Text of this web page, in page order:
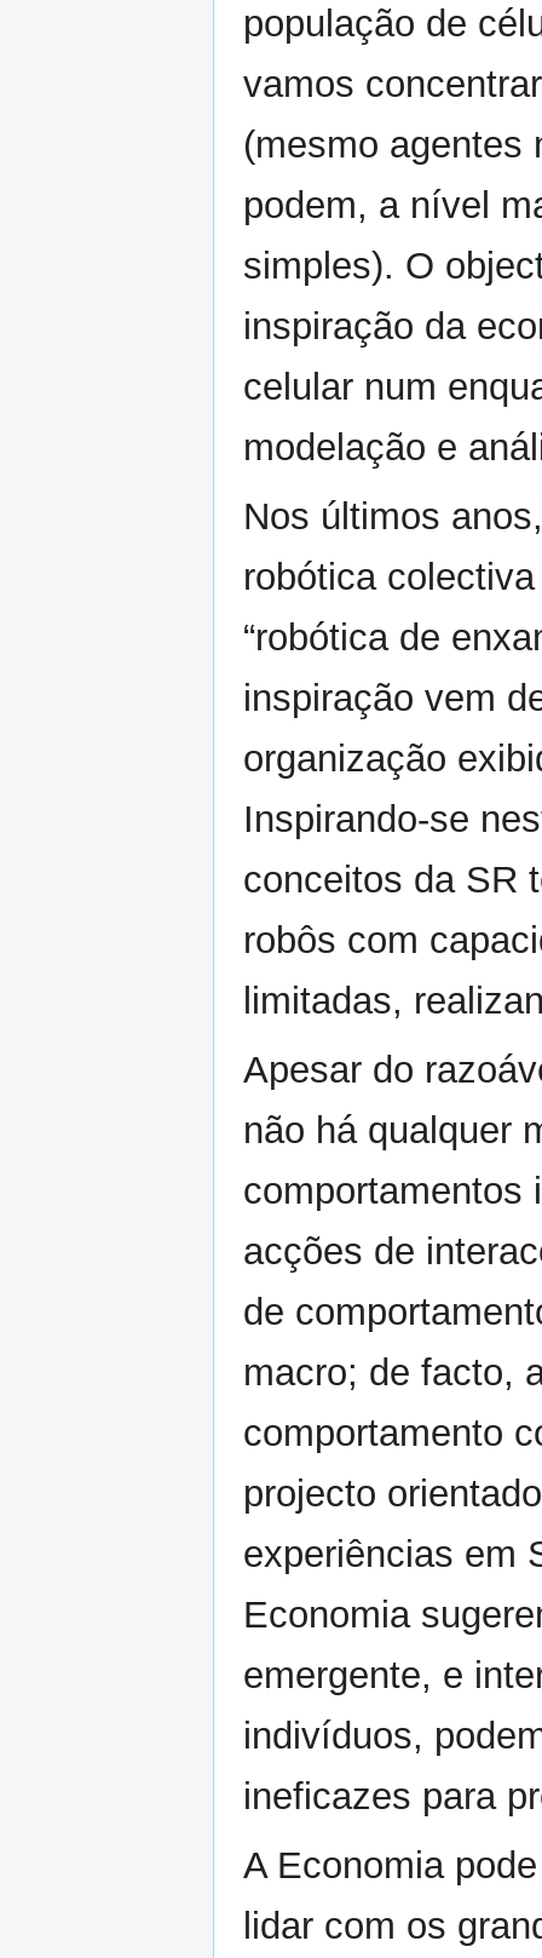
população de
vamos
(mesmo agentes
podem, a nível
simples). O
inspiração da
celular num
modelação e
Nos últimos
robótica
“robótica de
inspiração vem
organização
Inspirando-se
conceitos da SR
robôs com
limitadas,
Apesar do
não há qualquer
comportamentos
acções de
de
macro; de facto,
comportamento
projecto
experiências em
Economia
emergente, e
indivíduos,
ineficazes para
A Economia
lidar com os